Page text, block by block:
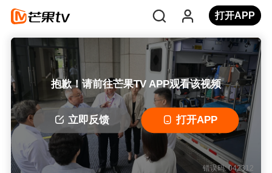
打开APP
抱歉！请前往芒果TV APP观看该视频
立即反馈 打开APP
错误码: 042312